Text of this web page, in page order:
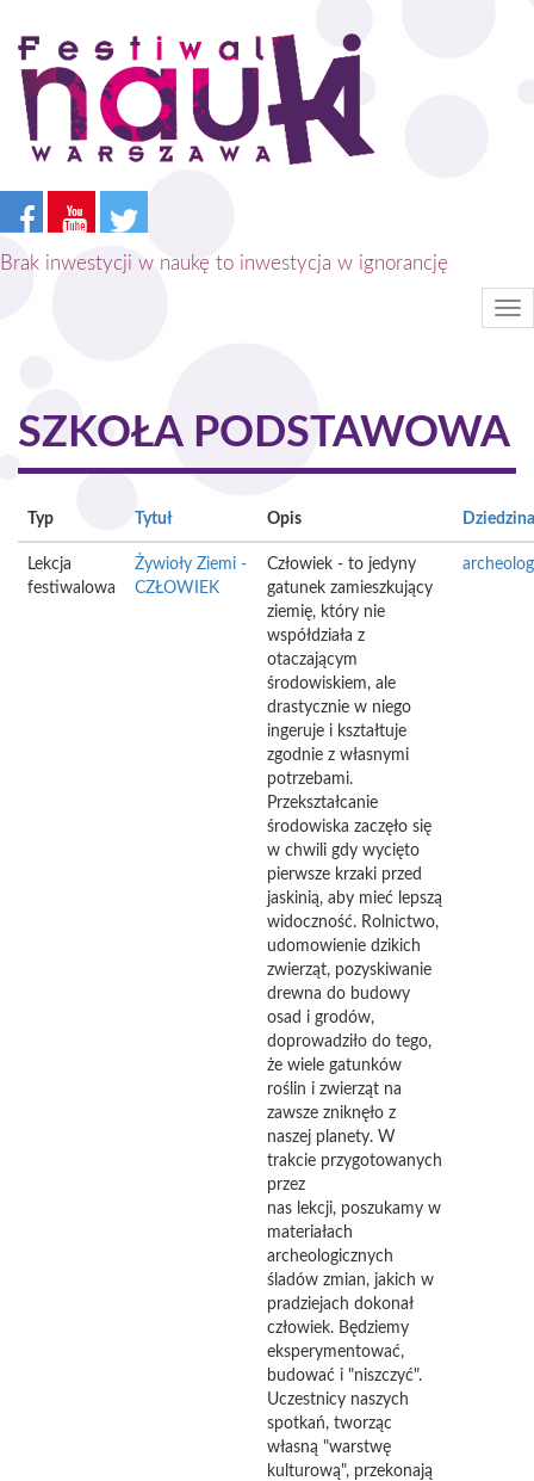
Przejdź
treści
Brak inwestycji w naukę to inwestycja w ignorancję
SZKOŁA PODSTAWOWA
Typ Tytuł Opis Dziedzina
Lekcja
festiwalowa
Żywioły Ziemi -
CZŁOWIEK
Człowiek - to jedyny
gatunek zamieszkujący
ziemię, który nie
współdziała z
otaczającym
środowiskiem, ale
drastycznie w niego
ingeruje i kształtuje
zgodnie z własnymi
potrzebami.
Przekształcanie
środowiska zaczęło się
w chwili gdy wycięto
pierwsze krzaki przed
jaskinią, aby mieć lepszą
widoczność. Rolnictwo,
udomowienie dzikich
zwierząt, pozyskiwanie
drewna do budowy
osad i grodów,
doprowadziło do tego,
że wiele gatunków
roślin i zwierząt na
zawsze zniknęło z
naszej planety. W
trakcie przygotowanych
przez
nas lekcji, poszukamy w
materiałach
archeologicznych
śladów zmian, jakich w
pradziejach dokonał
człowiek. Będziemy
eksperymentować,
budować i "niszczyć".
Uczestnicy naszych
spotkań, tworząc
własną "warstwę
kulturową", przekonają